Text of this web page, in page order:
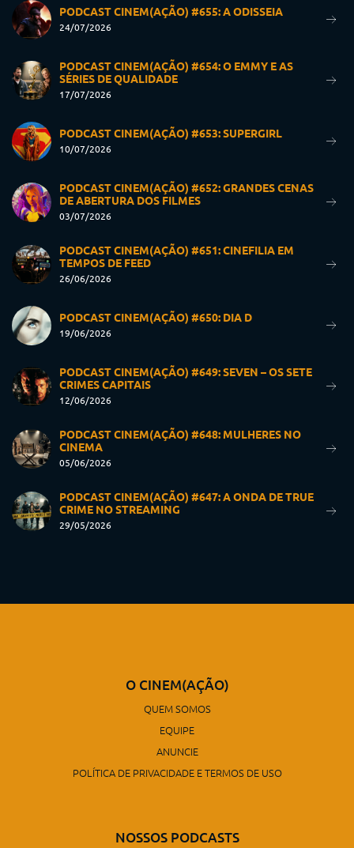
PODCAST CINEM(AÇÃO) #655: A ODISSEIA
24/07/2026
PODCAST CINEM(AÇÃO) #654: O EMMY E AS
SÉRIES DE QUALIDADE
17/07/2026
PODCAST CINEM(AÇÃO) #653: SUPERGIRL
10/07/2026
PODCAST CINEM(AÇÃO) #652: GRANDES CENAS
DE ABERTURA DOS FILMES
03/07/2026
PODCAST CINEM(AÇÃO) #651: CINEFILIA EM
TEMPOS DE FEED
26/06/2026
PODCAST CINEM(AÇÃO) #650: DIA D
19/06/2026
PODCAST CINEM(AÇÃO) #649: SEVEN – OS SETE
CRIMES CAPITAIS
12/06/2026
PODCAST CINEM(AÇÃO) #648: MULHERES NO
CINEMA
05/06/2026
PODCAST CINEM(AÇÃO) #647: A ONDA DE TRUE
CRIME NO STREAMING
29/05/2026
O CINEM(AÇÃO)
QUEM SOMOS
EQUIPE
ANUNCIE
POLÍTICA DE PRIVACIDADE E TERMOS DE USO
NOSSOS PODCASTS